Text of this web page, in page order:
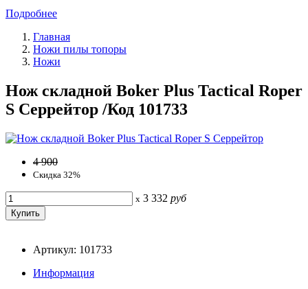
Подробнее
Главная
Ножи пилы топоры
Ножи
Нож складной Boker Plus Tactical Roper
S Серрейтор /Код 101733
4 900
Скидка 32%
x 3 332 руб
Артикул: 101733
Информация